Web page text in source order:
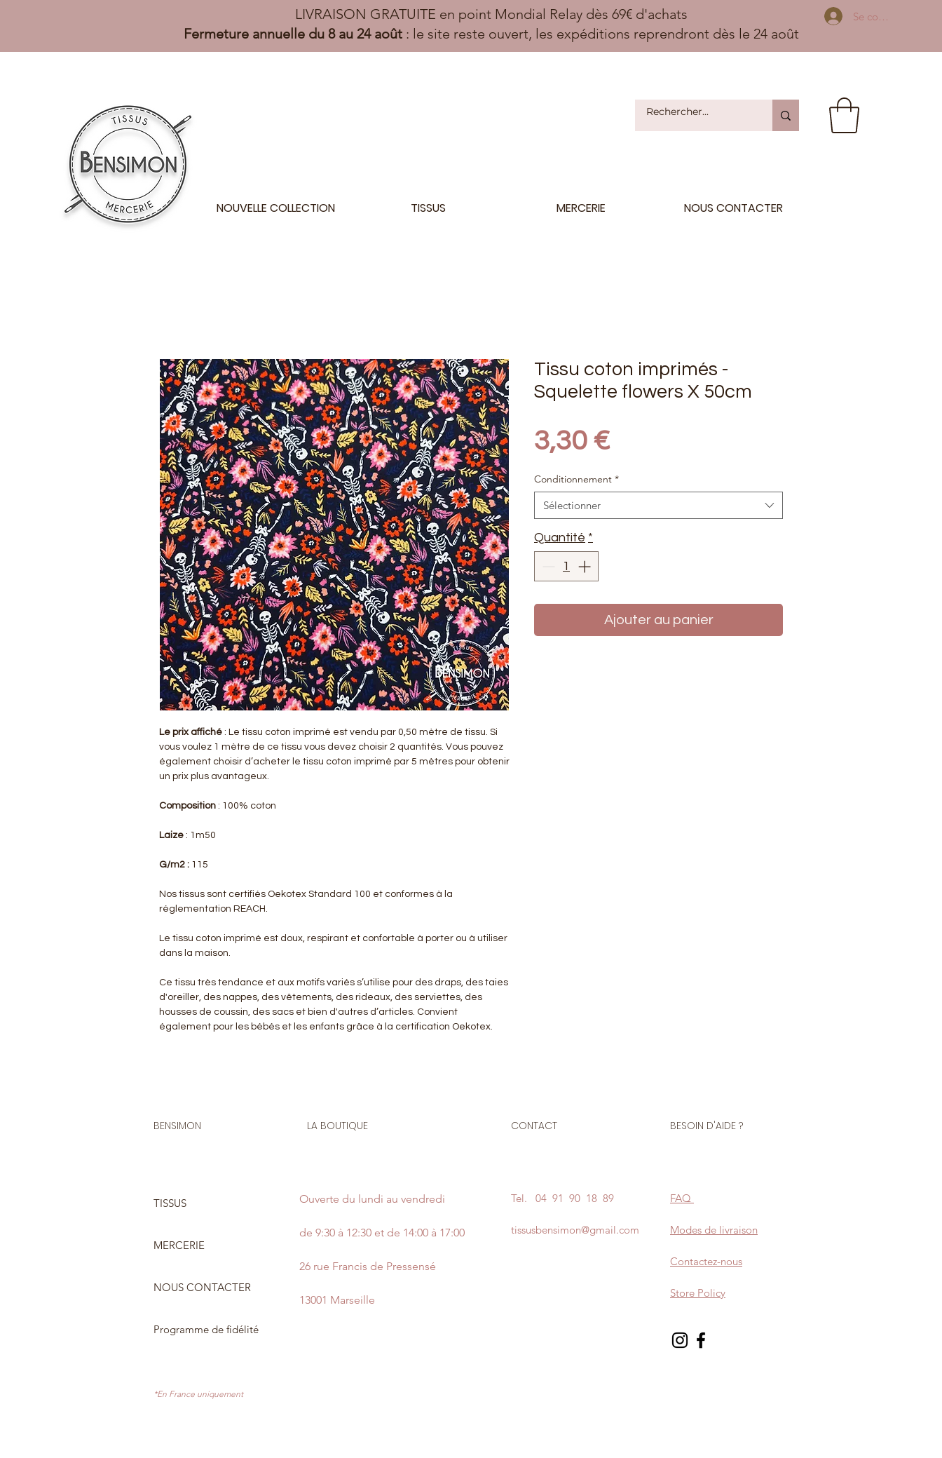
LIVRAISON GRATUITE en point Mondial Relay dès 69€ d'achats
Fermeture annuelle du 8 au 24 août: le site reste ouvert, les expéditions reprendront dès le 24 août
Se connecter
NOUVELLE COLLECTION TISSUS MERCERIE NOUS CONTACTER
Le prix affiché : Le tissu coton imprimé est vendu par 0,50 mètre de tissu. Si
vous voulez 1 mètre de ce tissu vous devez choisir 2 quantités. Vous pouvez
également choisir d’acheter le tissu coton imprimé par 5 mètres pour obtenir
un prix plus avantageux.
Composition : 100% coton
Laize : 1m50
G/m2 : 115
Nos tissus sont certifiés Oekotex Standard 100 et conformes à la
réglementation REACH.
Le tissu coton imprimé est doux, respirant et confortable à porter ou à utiliser
dans la maison.
Ce tissu très tendance et aux motifs variés s’utilise pour des draps, des taies
d'oreiller, des nappes, des vêtements, des rideaux, des serviettes, des
housses de coussin, des sacs et bien d'autres d’articles. Convient
également pour les bébés et les enfants grâce à la certification Oekotex.
Tissu coton imprimés -
Squelette flowers X 50cm
3,30 €Prix
Conditionnement *
Sélectionner
Quantité *
Ajouter au panier
BENSIMON
TISSUS
MERCERIE
NOUS CONTACTER
Programme de fidélité
LA BOUTIQUE
Ouverte du lundi au vendredi
de 9:30 à 12:30 et de 14:00 à 17:00
26 rue Francis de Pressensé
13001 Marseille
CONTACT BESOIN D'AIDE ?
Tel. 04 91 90 18 89
tissusbensimon@gmail.com
FAQ
Modes de livraison
Contactez-nous
Store Policy
*En France uniquement